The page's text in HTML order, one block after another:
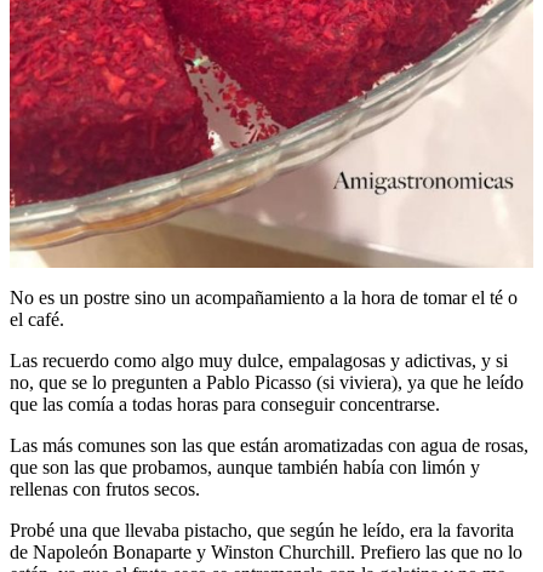
No es un postre sino un acompañamiento a la hora de tomar el té o
el café.
Las recuerdo como algo muy dulce, empalagosas y adictivas, y si
no, que se lo pregunten a Pablo Picasso (si viviera), ya que he leído
que las comía a todas horas para conseguir concentrarse.
Las más comunes son las que están aromatizadas con agua de rosas,
que son las que probamos, aunque también había con limón y
rellenas con frutos secos.
Probé una que llevaba pistacho, que según he leído, era la favorita
de Napoleón Bonaparte y Winston Churchill. Prefiero las que no lo